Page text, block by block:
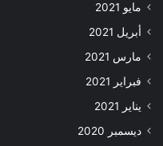
مايو 2021
أبريل 2021
مارس 2021
فبراير 2021
يناير 2021
ديسمبر 2020